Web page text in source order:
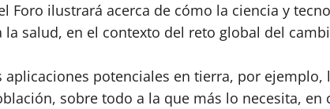
Foro ilustrará acerca de cómo la ciencia y
salud, en el contexto del reto global del
potenciales en tierra, por
sobre todo a la que más lo necesita, en